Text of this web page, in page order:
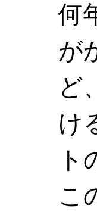
何
が
ど
け
こ